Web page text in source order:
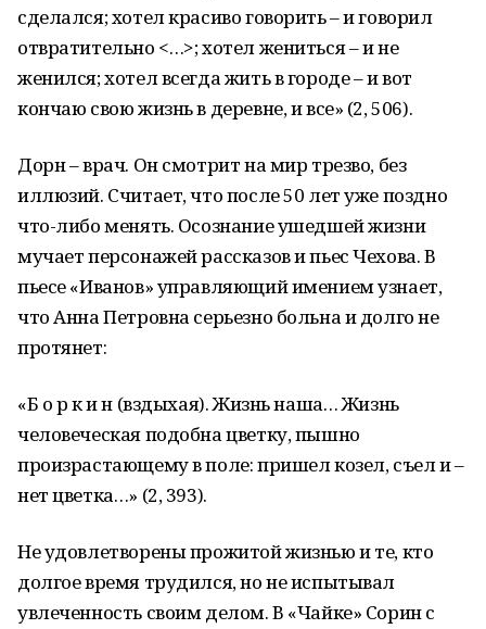
сделался; хотел красиво говорить – и говорил
отвратительно <…>; хотел жениться – и не
женился; хотел всегда жить в городе – и вот
кончаю свою жизнь в деревне, и все» (2, 506).
Дорн – врач. Он смотрит на мир трезво, без
иллюзий. Считает, что после 50 лет уже поздно
что-либо менять. Осознание ушедшей жизни
мучает персонажей рассказов и пьес Чехова. В
пьесе «Иванов» управляющий имением узнает,
что Анна Петровна серьезно больна и долго не
протянет:
«Б о р к и н (вздыхая). Жизнь наша… Жизнь
человеческая подобна цветку, пышно
произрастающему в поле: пришел козел, съел и –
нет цветка…» (2, 393).
Не удовлетворены прожитой жизнью и те, кто
долгое время трудился, но не испытывал
увлеченность своим делом. В «Чайке» Сорин с